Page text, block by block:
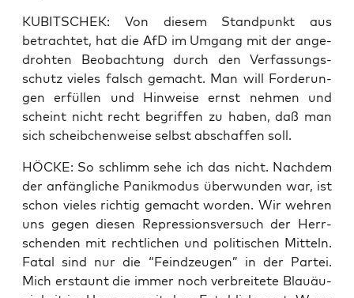
KUBITSCHEK: Von die­sem Stand­punkt aus
betrach­tet, hat die AfD im Umgang mit der ange­
droh­ten Beob­ach­tung durch den Ver­fas­sungs­
schutz vie­les falsch gemacht. Man will For­de­run­
gen erfül­len und Hin­wei­se ernst neh­men und
scheint nicht recht begrif­fen zu haben, daß man
sich scheib­chen­wei­se selbst abschaf­fen soll.
HÖCKE: So schlimm sehe ich das nicht. Nach­dem
der anfäng­li­che Panik­mo­dus über­wun­den war, ist
schon vie­les rich­tig gemacht wor­den. Wir weh­ren
uns gegen die­sen Repres­si­ons­ver­such der Herr­
schen­den mit recht­li­chen und poli­ti­schen Mit­teln.
Fatal sind nur die “Feind­zeu­gen” in der Par­tei.
Mich erstaunt die immer noch ver­brei­te­te Blau­äu­